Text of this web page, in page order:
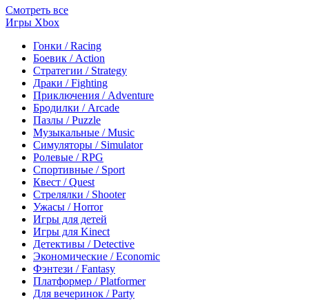
Смотреть все
Игры Xbox
Гонки / Racing
Боевик / Action
Стратегии / Strategy
Драки / Fighting
Приключения / Adventure
Бродилки / Arcade
Пазлы / Puzzle
Музыкальные / Music
Симуляторы / Simulator
Ролевые / RPG
Спортивные / Sport
Квест / Quest
Стрелялки / Shooter
Ужасы / Horror
Игры для детей
Игры для Kinect
Детективы / Detective
Экономические / Economic
Фэнтези / Fantasy
Платформер / Platformer
Для вечеринок / Party